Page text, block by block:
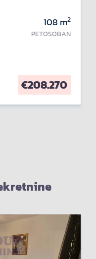
108 m2
PETOSOBAN
€208.270